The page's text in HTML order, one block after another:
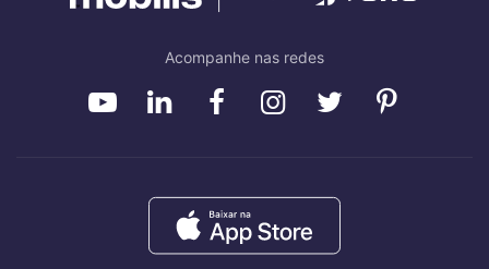
Acompanhe nas redes